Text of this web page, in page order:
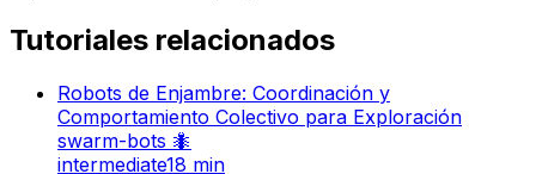
Tutoriales relacionados
Robots de Enjambre: Coordinación y
Comportamiento Colectivo para Exploración
swarm-bots 🐜
intermediate18 min